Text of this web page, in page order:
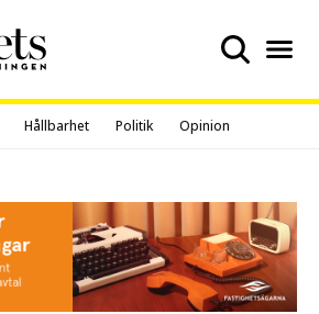
Hållbarhet Politik Opinion